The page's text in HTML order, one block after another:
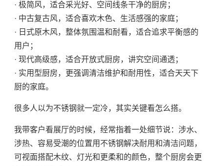
· 极简风，适合采光好、空间线条干净的厨房；
· 中古复古风，适合喜欢木色、生活感强的家庭；
· 日式原木风，整体氛围温和耐看，适合追求平衡感的
用户；
· 现代高级感，适合开放式厨房，讲究空间通透；
· 实用型厨房，更强调清洁维护和耐用性，适合天天下
厨的家庭。
很多人以为不锈钢就一定冷，其实关键看怎么搭。
我带客户看展厅的时候，经常指着一处细节说：涉水、
涉热、容易受潮的位置用不锈钢解决耐用和清洁问题，
可视面搭配木纹、灯光和更柔和的颜色，整个厨房会更